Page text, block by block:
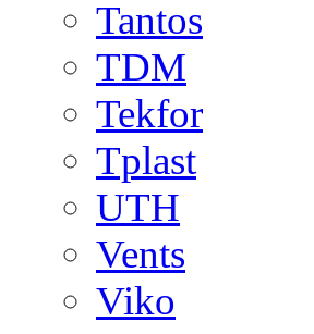
Tantos
TDM
Tekfor
Tplast
UTH
Vents
Viko